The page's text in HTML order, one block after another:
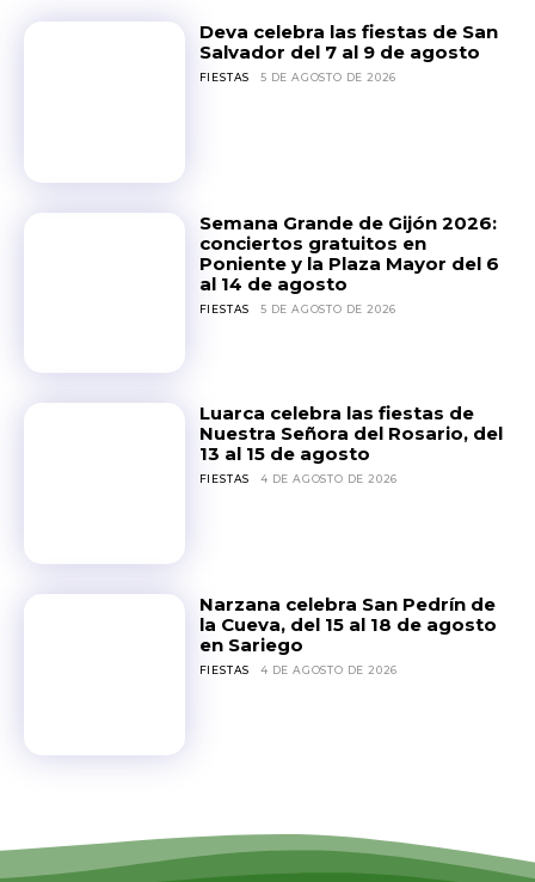
Deva celebra las fiestas de San
Salvador del 7 al 9 de agosto
FIESTAS 5 DE AGOSTO DE 2026
Semana Grande de Gijón 2026:
conciertos gratuitos en
Poniente y la Plaza Mayor del 6
al 14 de agosto
FIESTAS 5 DE AGOSTO DE 2026
Luarca celebra las fiestas de
Nuestra Señora del Rosario, del
13 al 15 de agosto
FIESTAS 4 DE AGOSTO DE 2026
Narzana celebra San Pedrín de
la Cueva, del 15 al 18 de agosto
en Sariego
FIESTAS 4 DE AGOSTO DE 2026